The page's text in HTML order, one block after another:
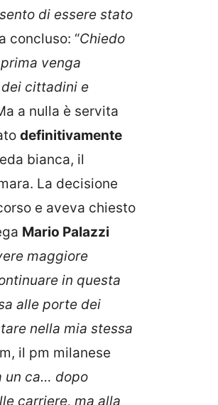
di essere stato
concluso: “Chiedo
venga
cittadini e
a nulla è servita
definitivamente
bianca, il
La decisione
e aveva chiesto
Mario Palazzi
maggiore
in questa
alle porte dei
nella mia stessa
il pm milanese
un ca… dopo
carriere, ma alla